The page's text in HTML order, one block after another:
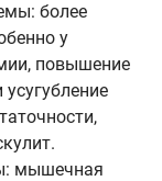
более
у
повышение
мышечная